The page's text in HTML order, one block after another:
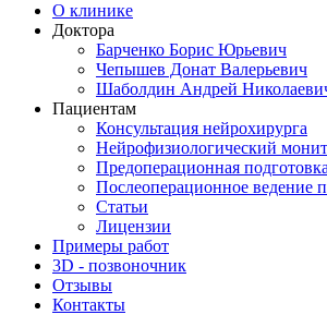
О клинике
Доктора
Барченко Борис Юрьевич
Чепышев Донат Валерьевич
Шаболдин Андрей
Пациентам
Консультация нейрохирурга
Нейрофизиологический
Предоперационная подготовка
Послеоперационное ведение
Статьи
Лицензии
Примеры работ
3D - позвоночник
Отзывы
Контакты